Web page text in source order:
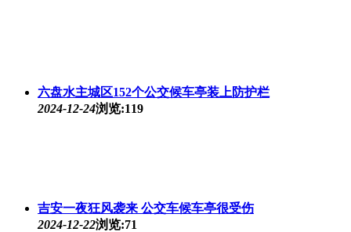
六盘水主城区152个公交候车亭装上防护栏
2024-12-24浏览:119
吉安一夜狂风袭来 公交车候车亭很受伤
2024-12-22浏览:71